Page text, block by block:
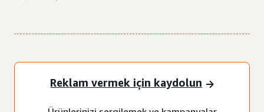
Reklam vermek için kaydolun